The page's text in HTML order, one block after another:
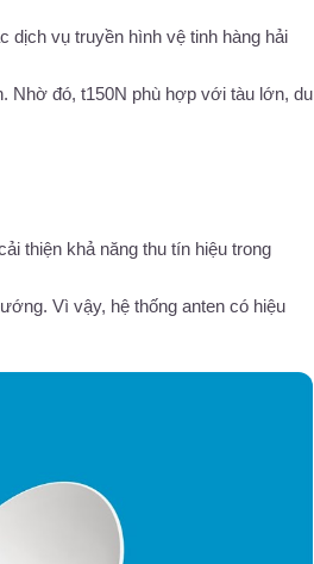
dịch vụ truyền hình vệ tinh hàng hải
Nhờ đó, t150N phù hợp với tàu lớn, du
thiện khả năng thu tín hiệu trong
Vì vậy, hệ thống anten có hiệu